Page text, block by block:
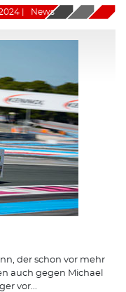
News
der schon vor mehr
auch gegen Michael
vor...